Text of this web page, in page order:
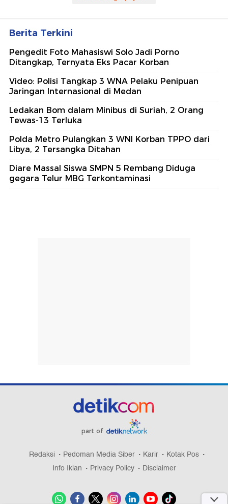
Berita Terkini
Pengedit Foto Mahasiswi Solo Jadi Porno
Ditangkap, Ternyata Eks Pacar Korban
Video: Polisi Tangkap 3 WNA Pelaku Penipuan
Jaringan Internasional di Medan
Ledakan Bom dalam Minibus di Suriah, 2 Orang
Tewas-13 Terluka
Polda Metro Pulangkan 3 WNI Korban TPPO dari
Libya, 2 Tersangka Ditahan
Diare Massal Siswa SMPN 5 Rembang Diduga
gegara Telur MBG Terkontaminasi
part of
Redaksi Pedoman Media Siber Karir
Kotak Pos
Info Iklan
Privacy Policy Disclaimer